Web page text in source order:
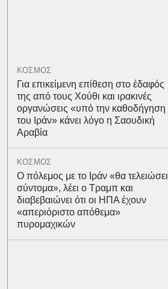
ΚΟΣΜΟΣ
Για επικείμενη επίθεση στο έδαφός
της από τους Χούθι και ιρακινές
οργανώσεις «υπό την καθοδήγηση
του Ιράν» κάνει λόγο η Σαουδική
Αραβία
ΚΟΣΜΟΣ
Ο πόλεμος με το Ιράν «θα τελειώσει
σύντομα», λέει ο Τραμπ και
διαβεβαιώνει ότι οι ΗΠΑ έχουν
«απεριόριστο απόθεμα»
πυρομαχικών